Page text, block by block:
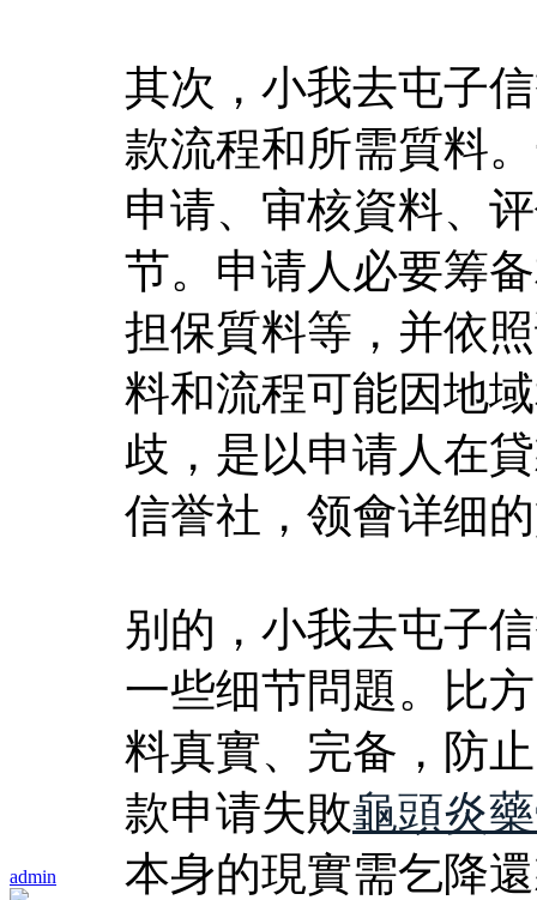
admin
其次，小我去屯子
款流程和所需質料
申请、审核資料、
节。申请人必要筹
担保質料等，并依
料和流程可能因地
歧，是以申请人在
信誉社，领會详细
别的，小我去屯子
一些细节問題。比
料真實、完备，防
款申请失敗龜頭炎
本身的現實需乞降